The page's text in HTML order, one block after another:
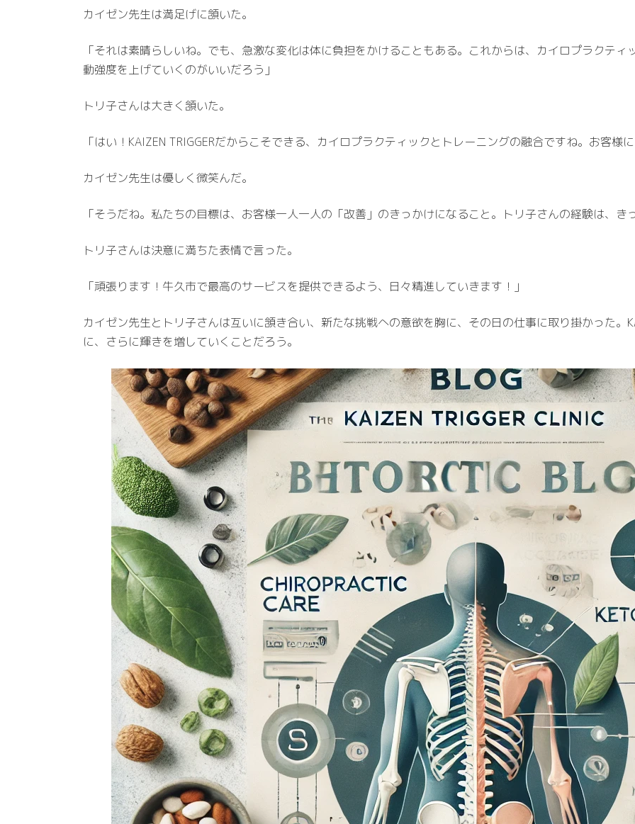
カイゼン先生は満足げに頷いた。
「それは素晴らしいね。でも、急激な変化は体に負担をかけることもある。これからは、カイロプラクテ
動強度を上げていくのがいいだろう」
トリ子さんは大きく頷いた。
「はい！KAIZEN TRIGGERだからこそできる、カイロプラクティックとトレーニングの融合ですね。お客様
カイゼン先生は優しく微笑んだ。
「そうだね。私たちの目標は、お客様一人一人の「改善」のきっかけになること。トリ子さんの経験は、き
トリ子さんは決意に満ちた表情で言った。
「頑張ります！牛久市で最高のサービスを提供できるよう、日々精進していきます！」
カイゼン先生とトリ子さんは互いに頷き合い、新たな挑戦への意欲を胸に、その日の仕事に取り掛かった。
に、さらに輝きを増していくことだろう。